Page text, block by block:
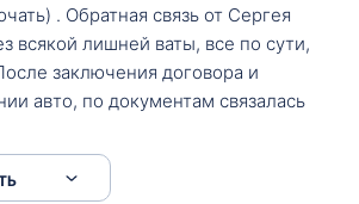
. Обратная связь от Сергея
всякой лишней ваты, все по сути,
заключения договора и
авто, по документам связалась
зайти, образцы и т.д. После
Меня тепло встретили Сергей с